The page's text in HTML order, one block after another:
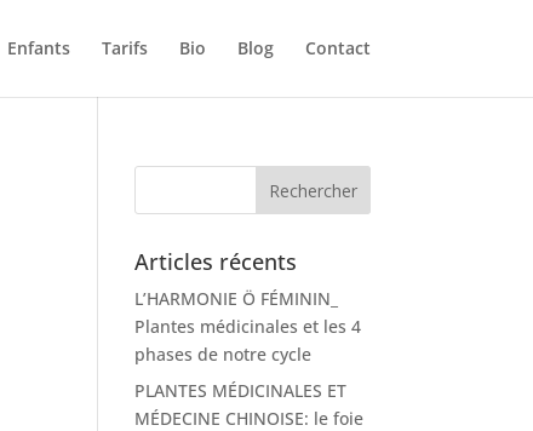
Enfants Tarifs Bio Blog Contact
Articles récents
L’HARMONIE Ö FÉMININ_
Plantes médicinales et les 4
phases de notre cycle
PLANTES MÉDICINALES ET
MÉDECINE CHINOISE: le foie